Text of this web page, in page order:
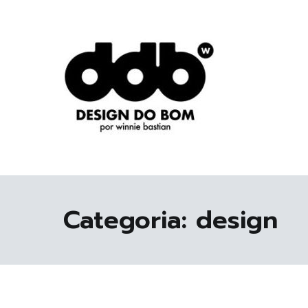
DESIGN DO BOM
Categoria: design